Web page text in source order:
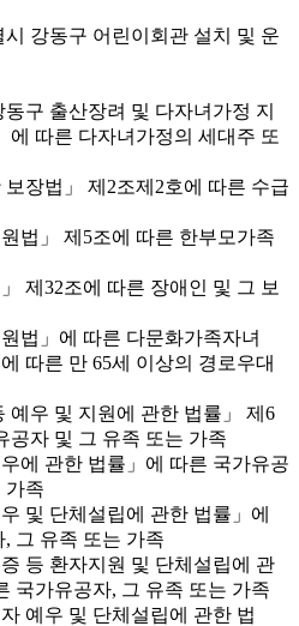
강동구 어린이회관 설치 및 운
동구 출산장려 및 다자녀가정 지
에 따른 다자녀가정의 세대주 또
보장법」 제2조제2호에 따른 수급
원법」 제5조에 따른 한부모가족
제32조에 따른 장애인 및 그 보
원법」에 따른 다문화가족자녀
따른 만 65세 이상의 경로우대
예우 및 지원에 관한 법률」 제6
공자 및 그 유족 또는 가족
우에 관한 법률」에 따른 국가유공
가족
및 단체설립에 관한 법률」에
그 유족 또는 가족
증 등 환자지원 및 단체설립에 관
국가유공자, 그 유족 또는 가족
자 예우 및 단체설립에 관한 법